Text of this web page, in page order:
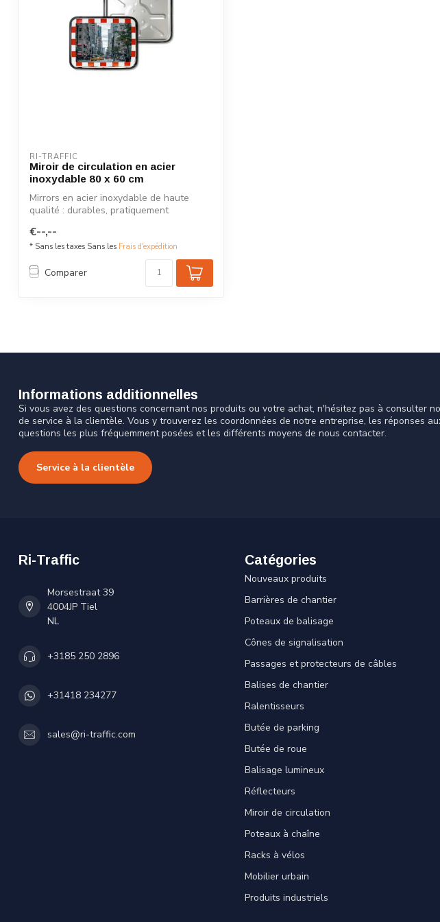
RI-TRAFFIC
Miroir de circulation en acier
inoxydable 80 x 60 cm
Mirrors en acier inoxydable de haute
qualité : durables, pratiquement
€--,--
* Sans les taxes Sans les Frais d'expédition
Comparer
Informations additionnelles
Si vous avez des questions concernant nos produits ou votre achat, n'hésitez pas à consulter
de service à la clientèle. Vous y trouverez les coordonnées de notre entreprise, les réponses
questions les plus fréquemment posées et les différents moyens de nous contacter.
Service à la clientèle
Ri-Traffic
Morsestraat 39
4004JP Tiel
NL
+3185 250 2896
+31418 234277
sales@ri-traffic.com
Catégories
Nouveaux produits
Barrières de chantier
Poteaux de balisage
Cônes de signalisation
Passages et protecteurs de câbles
Balises de chantier
Ralentisseurs
Butée de parking
Butée de roue
Balisage lumineux
Réflecteurs
Miroir de circulation
Poteaux à chaîne
Racks à vélos
Mobilier urbain
Produits industriels